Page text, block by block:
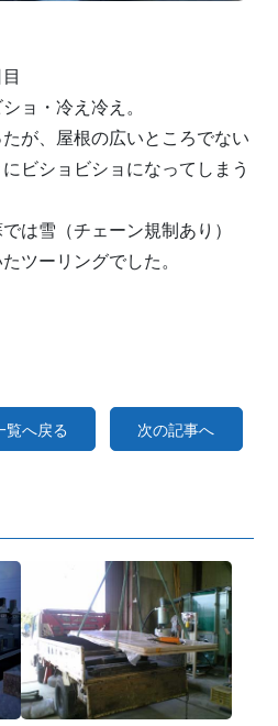
ョ・冷え冷え。
が、屋根の広いところでない
ビショビショになってしまう
は雪（チェーン規制あり）
ツーリングでした。
覧へ戻る 次の記事へ